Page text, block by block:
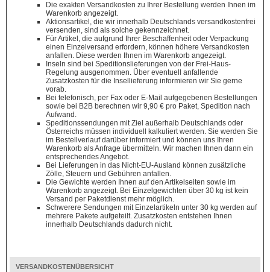
Die exakten Versandkosten zu Ihrer Bestellung werden Ihnen im
Warenkorb angezeigt.
Aktionsartikel, die wir innerhalb Deutschlands versandkostenfrei
versenden, sind als solche gekennzeichnet.
Für Artikel, die aufgrund Ihrer Beschaffenheit oder Verpackung
einen Einzelversand erfordern, können höhere Versandkosten
anfallen. Diese werden Ihnen im Warenkorb angezeigt.
Inseln sind bei Speditionslieferungen von der Frei-Haus-
Regelung ausgenommen. Über eventuell anfallende
Zusatzkosten für die Insellieferung informieren wir Sie gerne
vorab.
Bei telefonisch, per Fax oder E-Mail aufgegebenen Bestellungen
sowie bei B2B berechnen wir 9,90 € pro Paket, Spedition nach
Aufwand.
Speditionssendungen mit Ziel außerhalb Deutschlands oder
Österreichs müssen individuell kalkuliert werden. Sie werden Sie
im Bestellverlauf darüber informiert und können uns Ihren
Warenkorb als Anfrage übermitteln. Wir machen Ihnen dann ein
entsprechendes Angebot.
Bei Lieferungen in das Nicht-EU-Ausland können zusätzliche
Zölle, Steuern und Gebühren anfallen.
Die Gewichte werden Ihnen auf den Artikelseiten sowie im
Warenkorb angezeigt. Bei Einzelgewichten über 30 kg ist kein
Versand per Paketdienst mehr möglich.
Schwerere Sendungen mit Einzelartikeln unter 30 kg werden auf
mehrere Pakete aufgeteilt. Zusatzkosten entstehen Ihnen
innerhalb Deutschlands dadurch nicht.
VERSANDKOSTENÜBERSICHT